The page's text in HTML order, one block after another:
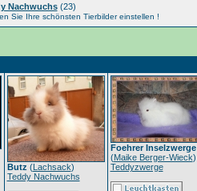
Nachwuchs(23)
Sie Ihre schönsten Tierbilder einstellen !
Butz (Lachsack)
Teddy Nachwuchs
Foehrer Inselzwerge
(Maike Berger-Wieck)
Teddyzwerge